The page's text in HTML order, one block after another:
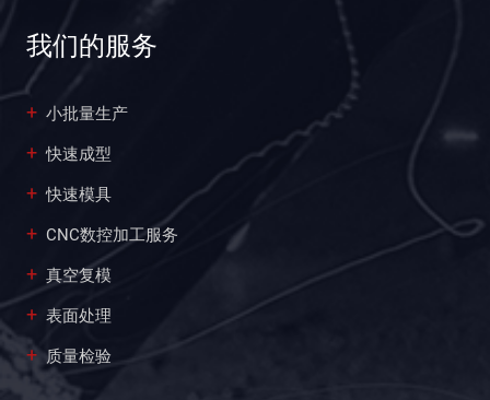
我们的服务
小批量生产
快速成型
快速模具
CNC数控加工服务
真空复模
表面处理
质量检验